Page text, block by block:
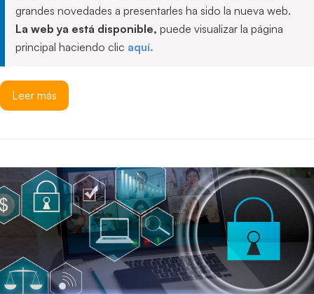
grandes novedades a presentarles ha sido la nueva web.
La web ya está disponible, puede visualizar la página
principal haciendo clic aquí.
Leer más